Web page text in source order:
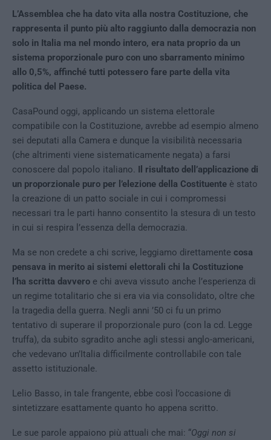
L’Assemblea che ha dato vita alla nostra Costituzione, che
rappresenta il punto più alto raggiunto dalla democrazia non
solo in Italia ma nel mondo intero, era nata proprio da un
sistema proporzionale puro con uno sbarramento minimo
allo 0,5%, affinché tutti potessero fare parte della vita
politica del Paese.
CasaPound oggi, applicando un sistema elettorale
compatibile con la Costituzione, avrebbe ad esempio almeno
sei deputati alla Camera e dunque la visibilità necessaria
(che altrimenti viene sistematicamente negata) a farsi
conoscere dal popolo italiano. Il risultato dell’applicazione di
un proporzionale puro per l’elezione della Costituente è stato
la creazione di un patto sociale in cui i compromessi
necessari tra le parti hanno consentito la stesura di un testo
in cui si respira l’essenza della democrazia.
Ma se non credete a chi scrive, leggiamo direttamente cosa
pensava in merito ai sistemi elettorali chi la Costituzione
l’ha scritta davvero e chi aveva vissuto anche l’esperienza di
un regime totalitario che si era via via consolidato, oltre che
la tragedia della guerra. Negli anni ’50 ci fu un primo
tentativo di superare il proporzionale puro (con la cd. Legge
truffa), da subito sgradito anche agli stessi anglo-americani,
che vedevano un’Italia difficilmente controllabile con tale
assetto istituzionale.
Lelio Basso, in tale frangente, ebbe così l’occasione di
sintetizzare esattamente quanto ho appena scritto.
Le sue parole appaiono più attuali che mai: “Oggi non si